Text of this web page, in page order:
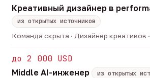
Креативный дизайнер в
из открытых источников
Команда скрыта · Дизайнер креативов
до 2 000 USD
Middle AI-инженер
из открытых